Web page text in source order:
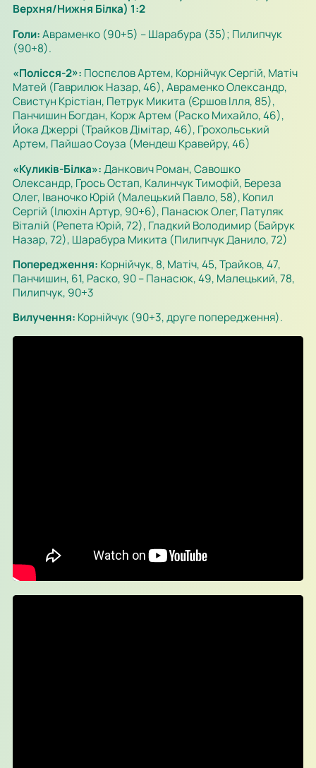
Верхня/Нижня Білка) 1:2
Голи:Авраменко (90+5) – Шарабура (35); Пилипчук
(90+8).
«Полісся-2»: Поспєлов Артем, Корнійчук Сергій, Матіч
Матей (Гаврилюк Назар, 46), Авраменко Олександр,
Свистун Крістіан, Петрук Микита (Єршов Ілля, 85),
Панчишин Богдан, Корж Артем (Раско Михайло, 46),
Йока Джеррі (Трайков Дімітар, 46), Грохольський
Артем, Пайшао Соуза (Мендеш Кравейру, 46)
«Куликів-Білка»:Данкович Роман, Савошко
Олександр, Грось Остап, Калинчук Тимофій, Береза
Олег, Іваночко Юрій (Малецький Павло, 58), Копил
Сергій (Ілюхін Артур, 90+6), Панасюк Олег, Патуляк
Віталій (Репета Юрій, 72), Гладкий Володимир (Байрук
Назар, 72), Шарабура Микита (Пилипчук Данило, 72)
Попередження: Корнійчук, 8, Матіч, 45, Трайков, 47,
Панчишин, 61, Раско, 90 – Панасюк, 49, Малецький, 78,
Пилипчук, 90+3
Вилучення: Корнійчук (90+3, друге попередження).